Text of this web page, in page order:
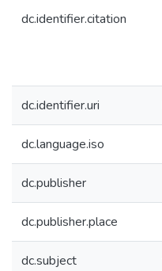
dc.identifier.citation
dc.identifier.uri
dc.language.iso
dc.publisher
dc.publisher.place
dc.subject